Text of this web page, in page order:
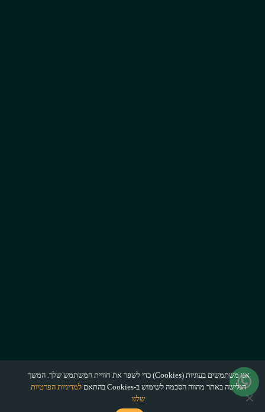
אנו משתמשים בעוגיות (Cookies) כדי לשפר את חוויית המשתמש שלך. המשך
הגלישה באתר מהווה הסכמה לשימוש ב-Cookies בהתאם
למדיניות הפרטיות
שלנו